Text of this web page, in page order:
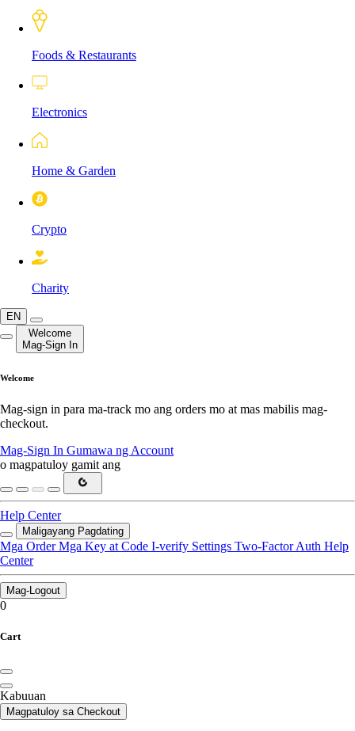
Foods & Restaurants
Electronics
Home & Garden
Crypto
Charity
EN
Welcome
Mag-Sign In
Welcome
Mag-sign in para ma-track mo ang orders mo at mas mabilis mag-
checkout.
Mag-Sign In Gumawa ng Account
o magpatuloy gamit ang
Help Center
Maligayang Pagdating
Mga Order Mga Key at Code I-verify Settings Two-Factor Auth Help
Center
Mag-Logout
0
Cart
Kabuuan
Magpatuloy sa Checkout